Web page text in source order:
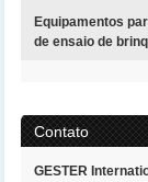
Equipamentos
de ensaio de
Contato
GESTER